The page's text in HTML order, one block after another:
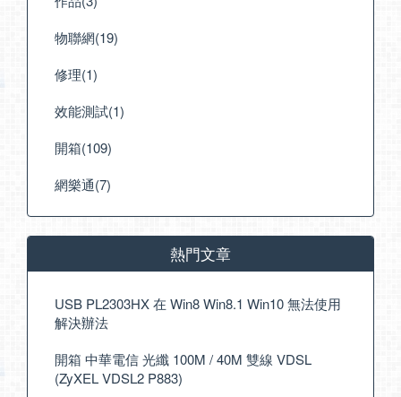
物聯網(19)
修理(1)
效能測試(1)
開箱(109)
網樂通(7)
熱門文章
USB PL2303HX 在 Win8 Win8.1 Win10 無法使用
解決辦法
開箱 中華電信 光纖 100M / 40M 雙線 VDSL
(ZyXEL VDSL2 P883)